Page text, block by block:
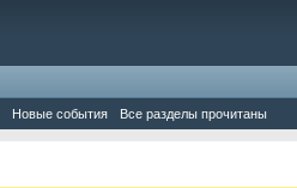
Новые события Все разделы прочитаны